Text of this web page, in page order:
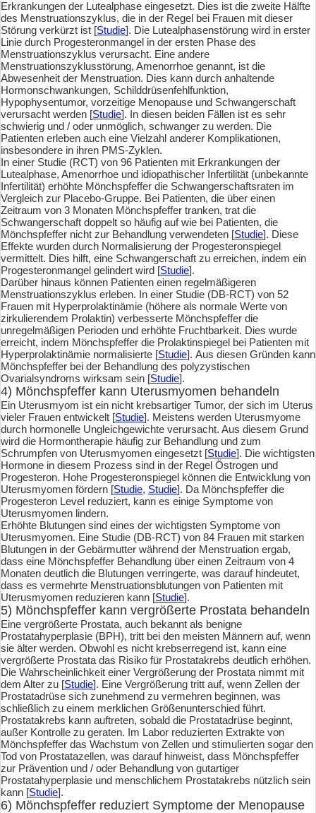
Erkrankungen der Lutealphase eingesetzt. Dies ist die zweite Hälfte
des Menstruationszyklus, die in der Regel bei Frauen mit dieser
Störung verkürzt ist [Studie]. Die Lutealphasenstörung wird in erster
Linie durch Progesteronmangel in der ersten Phase des
Menstruationszyklus verursacht. Eine andere
Menstruationszyklusstörung, Amenorrhoe genannt, ist die
Abwesenheit der Menstruation. Dies kann durch anhaltende
Hormonschwankungen, Schilddrüsenfehlfunktion,
Hypophysentumor, vorzeitige Menopause und Schwangerschaft
verursacht werden [Studie]. In diesen beiden Fällen ist es sehr
schwierig und / oder unmöglich, schwanger zu werden. Die
Patienten erleben auch eine Vielzahl anderer Komplikationen,
insbesondere in ihren PMS-Zyklen.
In einer Studie (RCT) von 96 Patienten mit Erkrankungen der
Lutealphase, Amenorrhoe und idiopathischer Infertilität (unbekannte
Infertilität) erhöhte Mönchspfeffer die Schwangerschaftsraten im
Vergleich zur Placebo-Gruppe. Bei Patienten, die über einen
Zeitraum von 3 Monaten Mönchspfeffer tranken, trat die
Schwangerschaft doppelt so häufig auf wie bei Patienten, die
Mönchspfeffer nicht zur Behandlung verwendeten [Studie]. Diese
Effekte wurden durch Normalisierung der Progesteronspiegel
vermittelt. Dies hilft, eine Schwangerschaft zu erreichen, indem ein
Progesteronmangel gelindert wird [Studie].
Darüber hinaus können Patienten einen regelmäßigeren
Menstruationszyklus erleben. In einer Studie (DB-RCT) von 52
Frauen mit Hyperprolaktinämie (höhere als normale Werte von
zirkulierendem Prolaktin) verbesserte Mönchspfeffer die
unregelmäßigen Perioden und erhöhte Fruchtbarkeit. Dies wurde
erreicht, indem Mönchspfeffer die Prolaktinspiegel bei Patienten mit
Hyperprolaktinämie normalisierte [Studie]. Aus diesen Gründen kann
Mönchspfeffer bei der Behandlung des polyzystischen
Ovarialsyndroms wirksam sein [Studie].
4) Mönchspfeffer kann Uterusmyomen behandeln
Ein Uterusmyom ist ein nicht krebsartiger Tumor, der sich im Uterus
vieler Frauen entwickelt [Studie]. Meistens werden Uterusmyome
durch hormonelle Ungleichgewichte verursacht. Aus diesem Grund
wird die Hormontherapie häufig zur Behandlung und zum
Schrumpfen von Uterusmyomen eingesetzt [Studie]. Die wichtigsten
Hormone in diesem Prozess sind in der Regel Östrogen und
Progesteron. Hohe Progesteronspiegel können die Entwicklung von
Uterusmyomen fördern [Studie, Studie]. Da Mönchspfeffer die
Progesteron Level reduziert, kann es einige Symptome von
Uterusmyomen lindern.
Erhöhte Blutungen sind eines der wichtigsten Symptome von
Uterusmyomen. Eine Studie (DB-RCT) von 84 Frauen mit starken
Blutungen in der Gebärmutter während der Menstruation ergab,
dass eine Mönchspfeffer Behandlung über einen Zeitraum von 4
Monaten deutlich die Blutungen verringerte, was darauf hindeutet,
dass es vermehrte Menstruationsblutungen von Patienten mit
Uterusmyomen reduzieren kann [Studie].
5) Mönchspfeffer kann vergrößerte Prostata behandeln
Eine vergrößerte Prostata, auch bekannt als benigne
Prostatahyperplasie (BPH), tritt bei den meisten Männern auf, wenn
sie älter werden. Obwohl es nicht krebserregend ist, kann eine
vergrößerte Prostata das Risiko für Prostatakrebs deutlich erhöhen.
Die Wahrscheinlichkeit einer Vergrößerung der Prostata nimmt mit
dem Alter zu [Studie]. Eine Vergrößerung tritt auf, wenn Zellen der
Prostatadrüse sich zunehmend zu vermehren beginnen, was
schließlich zu einem merklichen Größenunterschied führt.
Prostatakrebs kann auftreten, sobald die Prostatadrüse beginnt,
außer Kontrolle zu geraten. Im Labor reduzierten Extrakte von
Mönchspfeffer das Wachstum von Zellen und stimulierten sogar den
Tod von Prostatazellen, was darauf hinweist, dass Mönchspfeffer
zur Prävention und / oder Behandlung von gutartiger
Prostatahyperplasie und menschlichem Prostatakrebs nützlich sein
kann [Studie].
6) Mönchspfeffer reduziert Symptome der Menopause